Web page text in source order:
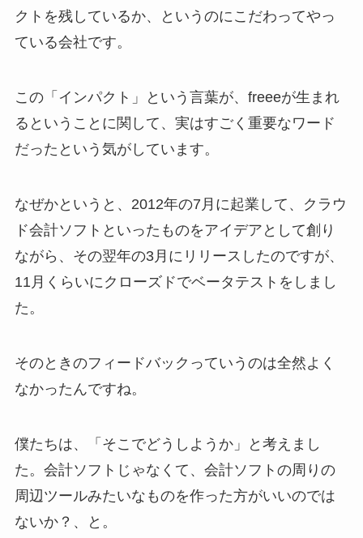
クトを残しているか、というのにこだわってやっ
ている会社です。
この「インパクト」という言葉が、freeeが生まれ
るということに関して、実はすごく重要なワード
だったという気がしています。
なぜかというと、2012年の7月に起業して、クラウ
ド会計ソフトといったものをアイデアとして創り
ながら、その翌年の3月にリリースしたのですが、
11月くらいにクローズドでベータテストをしまし
た。
そのときのフィードバックっていうのは全然よく
なかったんですね。
僕たちは、「そこでどうしようか」と考えまし
た。会計ソフトじゃなくて、会計ソフトの周りの
周辺ツールみたいなものを作った方がいいのでは
ないか？、と。